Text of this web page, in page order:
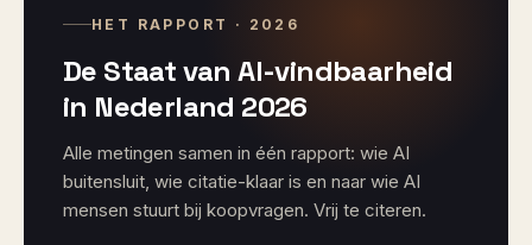
HET RAPPORT · 2026
De Staat van AI-vindbaarheid
in Nederland 2026
Alle metingen samen in één rapport: wie AI
buitensluit, wie citatie-klaar is en naar wie AI
mensen stuurt bij koopvragen. Vrij te citeren.